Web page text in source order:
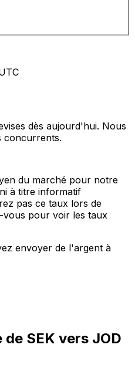
dès aujourd'hui. Nous
concurrents.
du marché pour notre
à titre informatif
pas ce taux lors de
vous pour voir les taux
envoyer de l'argent à
SEK vers JOD